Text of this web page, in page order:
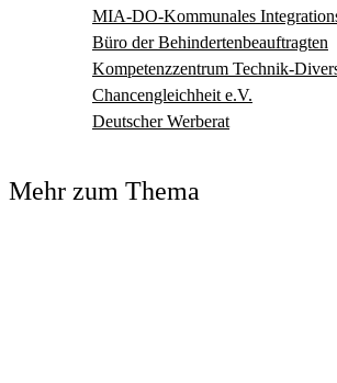
MIA-DO-Kommunales
Büro der Behindertenbeauftragten
Kompetenzzentrum Technik-
Chancengleichheit e.V.
Deutscher Werberat
Mehr zum Thema